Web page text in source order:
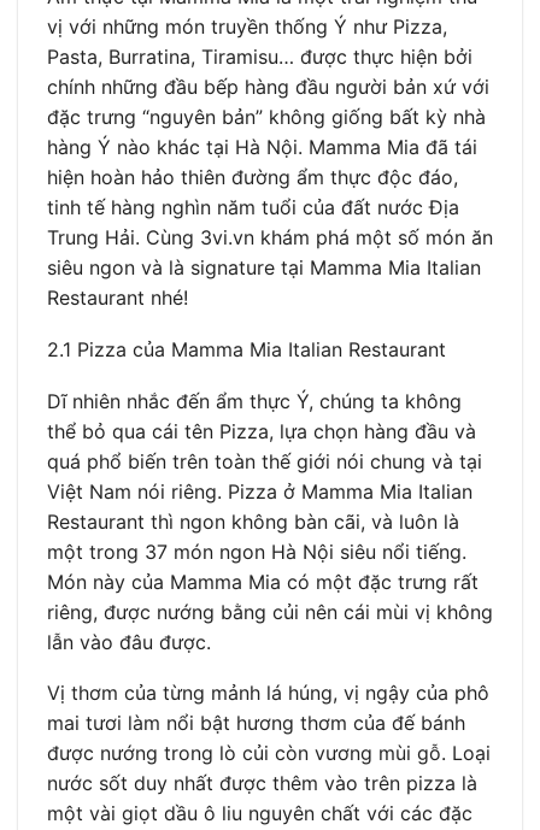
vị với những món truyền thống Ý như Pizza,
Pasta, Burratina, Tiramisu… được thực hiện bởi
chính những đầu bếp hàng đầu người bản xứ với
đặc trưng “nguyên bản” không giống bất kỳ nhà
hàng Ý nào khác tại Hà Nội. Mamma Mia đã tái
hiện hoàn hảo thiên đường ẩm thực độc đáo,
tinh tế hàng nghìn năm tuổi của đất nước Địa
Trung Hải. Cùng 3vi.vn khám phá một số món ăn
siêu ngon và là signature tại Mamma Mia Italian
Restaurant nhé!
2.1 Pizza của Mamma Mia Italian Restaurant
Dĩ nhiên nhắc đến ẩm thực Ý, chúng ta không
thể bỏ qua cái tên Pizza, lựa chọn hàng đầu và
quá phổ biến trên toàn thế giới nói chung và tại
Việt Nam nói riêng. Pizza ở Mamma Mia Italian
Restaurant thì ngon không bàn cãi, và luôn là
một trong 37 món ngon Hà Nội siêu nổi tiếng.
Món này của Mamma Mia có một đặc trưng rất
riêng, được nướng bằng củi nên cái mùi vị không
lẫn vào đâu được.
Vị thơm của từng mảnh lá húng, vị ngậy của phô
mai tươi làm nổi bật hương thơm của đế bánh
được nướng trong lò củi còn vương mùi gỗ. Loại
nước sốt duy nhất được thêm vào trên pizza là
một vài giọt dầu ô liu nguyên chất với các đặc